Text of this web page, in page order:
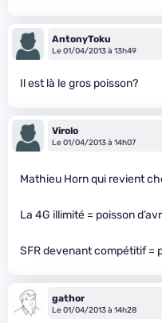
AntonyToku
Le 01/04/2013 à 13h49
Il est là le gros poisson?
Virolo
Le 01/04/2013 à 14h07
Mathieu Horn qui revient
La 4G illimité = poisson
SFR devenant compétitif =
gathor
Le 01/04/2013 à 14h28